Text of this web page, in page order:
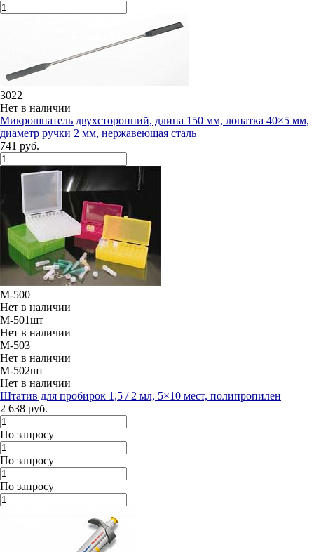
3022
Нет в наличии
Микрошпатель двухсторонний, длина 150 мм, лопатка 40×5 мм,
диаметр ручки 2 мм, нержавеющая сталь
741 руб.
M-500
Нет в наличии
M-501шт
Нет в наличии
M-503
Нет в наличии
M-502шт
Нет в наличии
Штатив для пробирок 1,5 / 2 мл, 5×10 мест, полипропилен
2 638 руб.
По запросу
По запросу
По запросу